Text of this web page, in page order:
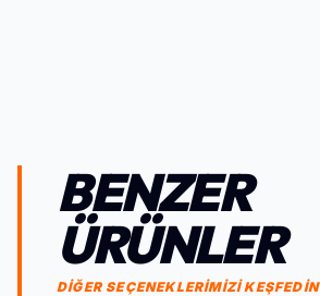
BENZER
ÜRÜNLER
DİĞER SEÇENEKLERİMİZİ KEŞFEDİN